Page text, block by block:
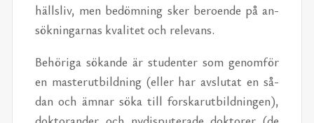
hälls­liv, men be­döm­ning sker be­ro­en­de på an­
sök­ning­ar­nas kva­li­tet och re­le­vans.
Be­hö­ri­ga sö­kan­de är stu­den­ter som ge­nom­för
en mas­ter­ut­bild­ning (el­ler har av­slu­tat en så­
dan och äm­nar söka till fors­kar­ut­bild­ning­en),